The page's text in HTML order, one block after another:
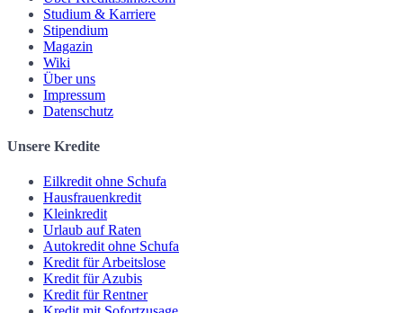
Studium & Karriere
Stipendium
Magazin
Wiki
Über uns
Impressum
Datenschutz
Unsere Kredite
Eilkredit ohne Schufa
Hausfrauenkredit
Kleinkredit
Urlaub auf Raten
Autokredit ohne Schufa
Kredit für Arbeitslose
Kredit für Azubis
Kredit für Rentner